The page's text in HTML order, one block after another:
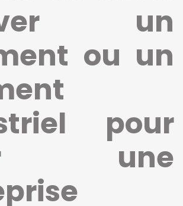
un
ou un
pour
une